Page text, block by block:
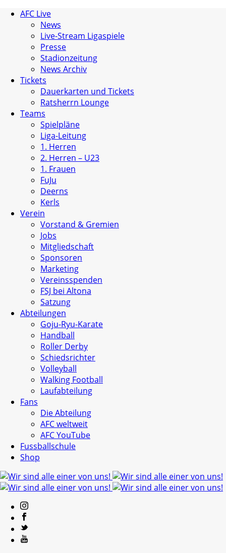
AFC Live
News
Live-Stream Ligaspiele
Presse
Stadionzeitung
News Archiv
Tickets
Dauerkarten und Tickets
Ratsherrn Lounge
Teams
Spielpläne
Liga-Leitung
1. Herren
2. Herren – U23
1. Frauen
FuJu
Deerns
Kerls
Verein
Vorstand & Gremien
Jobs
Mitgliedschaft
Sponsoren
Marketing
Vereinsspenden
FSJ bei Altona
Satzung
Abteilungen
Goju-Ryu-Karate
Handball
Roller Derby
Schiedsrichter
Volleyball
Walking Football
Laufabteilung
Fans
Die Abteilung
AFC weltweit
AFC YouTube
Fussballschule
Shop